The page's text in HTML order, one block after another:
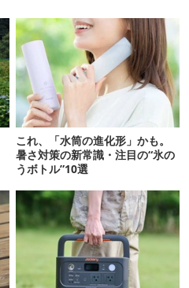
これ、「水筒の進化形」かも。
暑さ対策の新常識・注目の“氷の
うボトル”10選